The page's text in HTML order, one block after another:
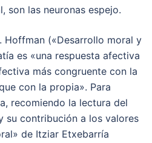
son las neuronas espejo.
Hoffman («Desarrollo moral y
es «una respuesta afectiva
más congruente con la
con la propia». Para
recomiendo la lectura del
su contribución a los valores
de Itziar Etxebarría